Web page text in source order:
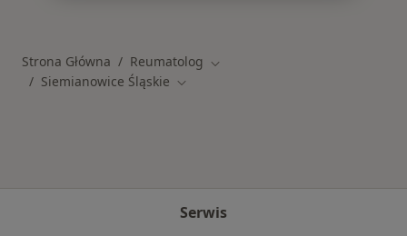
Strona Główna Reumatolog Zmień miasto
Siemianowice Śląskie Zmień miasto
Serwis